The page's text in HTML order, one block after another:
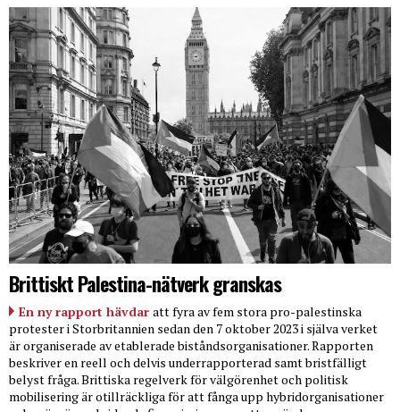
Brittiskt Palestina-nätverk granskas
En ny rapport hävdar att fyra av fem stora pro-palestinska
protester i Storbritannien sedan den 7 oktober 2023 i själva verket
är organiserade av etablerade biståndsorganisationer. Rapporten
beskriver en reell och delvis underrapporterad samt bristfälligt
belyst fråga. Brittiska regelverk för välgörenhet och politisk
mobilisering är otillräckliga för att fånga upp hybridorganisationer